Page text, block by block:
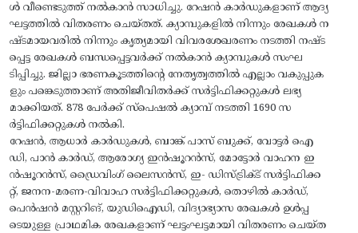
ള്‍ വീണ്ടെടുത്ത് നല്‍കാന്‍ സാധിച്ചു. റേഷന്‍ കാര്‍ഡുകളാണ് ആദ്യ
ഘട്ടത്തില്‍ വിതരണം ചെയ്തത്. ക്യാമ്പുകളില്‍ നിന്നും രേഖകള്‍ ന
ഷ്ടമായവരില്‍ നിന്നും കൃത്യമായി വിവരശേഖരണം നടത്തി നഷ്ട
പ്പെട്ട രേഖകള്‍ ബന്ധപ്പെട്ടവര്‍ക്ക് നല്‍കാന്‍ ക്യാമ്പുകള്‍ സംഘ
ടിപ്പിച്ചു. ജില്ലാ ഭരണകൂടത്തിന്റെ നേതൃത്വത്തില്‍ എല്ലാം വകുപ്പുക
ളും പങ്കെടുത്താണ് അതിജീവിതര്‍ക്ക് സര്‍ട്ടിഫിക്കറ്റുകള്‍ ലഭ്യ
മാക്കിയത്. 878 പേര്‍ക്ക് സ്‌പെഷല്‍ ക്യാമ്പ് നടത്തി 1690 സ
ര്‍ട്ടിഫിക്കറ്റുകള്‍ നല്‍കി.
റേഷന്‍, ആധാര്‍ കാര്‍ഡുകള്‍, ബാങ്ക് പാസ് ബുക്ക്, വോട്ടര്‍ ഐ
ഡി, പാന്‍ കാര്‍ഡ്, ആരോഗ്യ ഇന്‍ഷൂറന്‍സ്, മോട്ടോര്‍ വാഹന ഇ
ന്‍ഷൂറന്‍സ്, ഡ്രൈവിംഗ് ലൈസന്‍സ്, ഇ- ഡിസ്ട്രിക്ട് സര്‍ട്ടിഫിക്ക
റ്റ്, ജനന-മരണ-വിവാഹ സര്‍ട്ടിഫിക്കറ്റുകള്‍, തൊഴില്‍ കാര്‍ഡ്,
പെന്‍ഷന്‍ മസ്റ്ററിങ്, യുഡിഐഡി, വിദ്യാഭ്യാസ രേഖകള്‍ ഉള്‍പ്പ
ടെയുള്ള പ്രാഥമിക രേഖകളാണ് ഘട്ടംഘട്ടമായി വിതരണം ചെയ്ത